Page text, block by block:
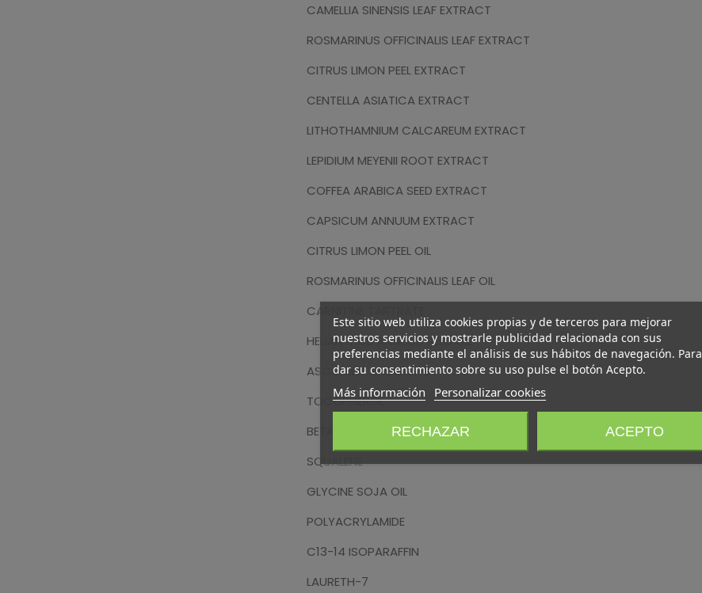
CAMELLIA SINENSIS LEAF EXTRACT
ROSMARINUS OFFICINALIS LEAF EXTRACT
CITRUS LIMON PEEL EXTRACT
CENTELLA ASIATICA EXTRACT
LITHOTHAMNIUM CALCAREUM EXTRACT
LEPIDIUM MEYENII ROOT EXTRACT
COFFEA ARABICA SEED EXTRACT
CAPSICUM ANNUUM EXTRACT
CITRUS LIMON PEEL OIL
ROSMARINUS OFFICINALIS LEAF OIL
CARNITINE TARTRATE
HELIANTHUS ANNUUS SEED OIL
ASCORBYL PALMITATE
TOCOPHEROL
BETA-SITOSTEROL
SQUALENE
GLYCINE SOJA OIL
POLYACRYLAMIDE
C13-14 ISOPARAFFIN
LAURETH-7
Este sitio web utiliza cookies propias y de terceros para mejorar
nuestros servicios y mostrarle publicidad relacionada con sus
preferencias mediante el análisis de sus hábitos de navegación. Para
dar su consentimiento sobre su uso pulse el botón Acepto.
Más información Personalizar cookies
RECHAZAR ACEPTO